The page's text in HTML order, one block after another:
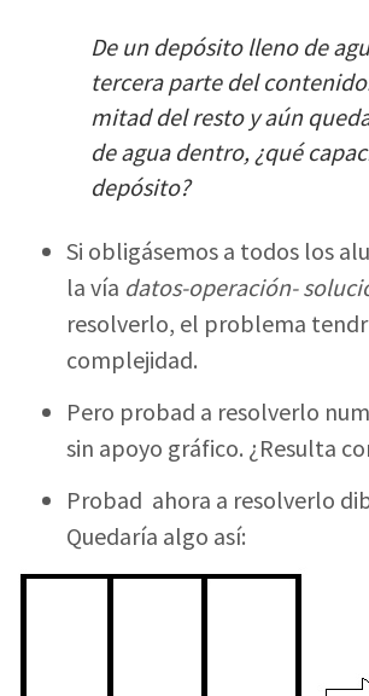
De un depósito lleno de
tercera parte del
mitad del resto y aún
de agua dentro, ¿qué
depósito?
Si obligásemos a todos los
la vía datos-operación-
resolverlo, el problema
complejidad.
Pero probad a resolverlo
sin apoyo gráfico. ¿Resulta
Probad ahora a resolverlo
Quedaría algo así: